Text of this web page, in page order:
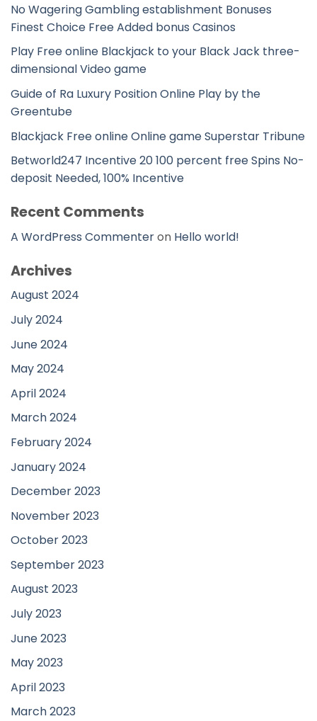
No Wagering Gambling establishment Bonuses
Finest Choice Free Added bonus Casinos
Play Free online Blackjack to your Black Jack three-
dimensional Video game
Guide of Ra Luxury Position Online Play by the
Greentube
Blackjack Free online Online game Superstar Tribune
Betworld247 Incentive 20 100 percent free Spins No-
deposit Needed, 100% Incentive
Recent Comments
A WordPress Commenteron Hello world!
Archives
August 2024
July 2024
June 2024
May 2024
April 2024
March 2024
February 2024
January 2024
December 2023
November 2023
October 2023
September 2023
August 2023
July 2023
June 2023
May 2023
April 2023
March 2023